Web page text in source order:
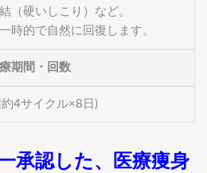
（硬いしこり）など。
時的で自然に回復します。
期間・回数
4サイクル×8日)
承認した、医療痩身